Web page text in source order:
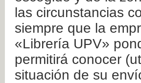
las circunstancias
siempre que la
«Librería UPV»
permitirá conocer
situación de su